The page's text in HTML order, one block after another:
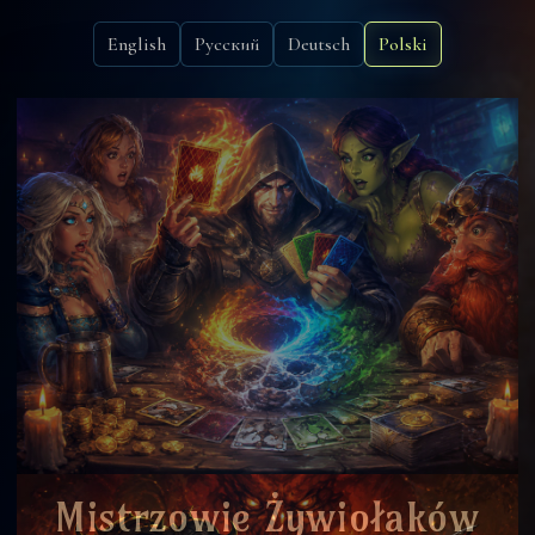
English Русский Deutsch Polski
Mistrzowie Żywiołaków